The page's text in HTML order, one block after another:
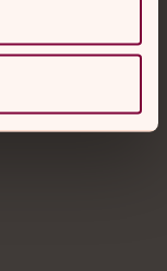
anonymt